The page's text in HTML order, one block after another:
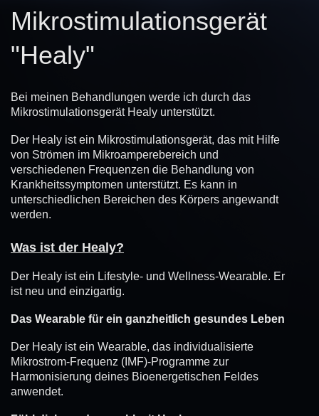
Mikrostimulationsgerät
"Healy"
Bei meinen Behandlungen werde ich durch das
Mikrostimulationsgerät Healy unterstützt.
Der Healy ist ein Mikrostimulationsgerät, das mit Hilfe
von Strömen im Mikroamperebereich und
verschiedenen Frequenzen die Behandlung von
Krankheitssymptomen unterstützt. Es kann in
unterschiedlichen Bereichen des Körpers angewandt
werden.
Was ist der Healy?
Der Healy ist ein Lifestyle- und Wellness-Wearable. Er
ist neu und einzigartig.
Das Wearable für ein ganzheitlich gesundes Leben
Der Healy ist ein Wearable, das individualisierte
Mikrostrom-Frequenz (IMF)-Programme zur
Harmonisierung deines Bioenergetischen Feldes
anwendet.